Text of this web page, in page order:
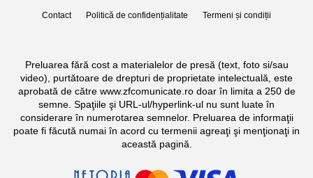
Contact Politică de confidențialitate Termeni și condiții
Preluarea fără cost a materialelor de presă (text, foto si/sau
video), purtătoare de drepturi de proprietate intelectuală, este
aprobată de către www.zfcomunicate.ro doar în limita a 250 de
semne. Spaţiile şi URL-ul/hyperlink-ul nu sunt luate în
considerare în numerotarea semnelor. Preluarea de informaţii
poate fi făcută numai în acord cu termenii agreaţi şi menţionaţi in
această pagină.